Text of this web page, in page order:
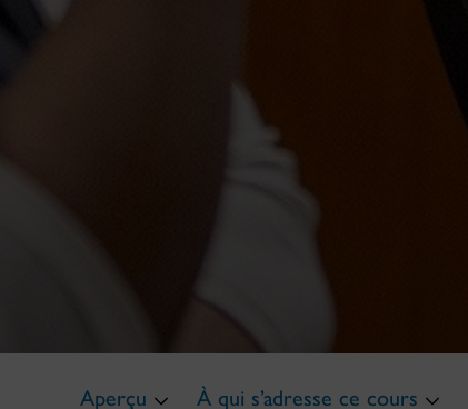
Aperçu À qui s’adresse ce cours